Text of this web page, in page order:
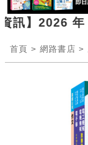
】2026 年
首頁 > 網路書店 >